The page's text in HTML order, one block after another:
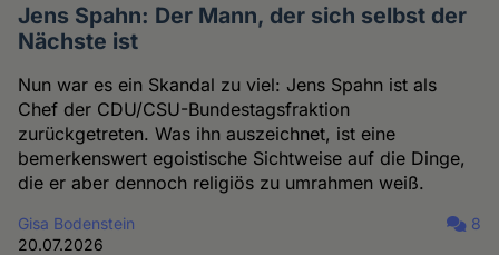
Jens Spahn: Der Mann, der sich selbst der
Nächste ist
Nun war es ein Skandal zu viel: Jens Spahn ist als
Chef der CDU/CSU-Bundestagsfraktion
zurückgetreten. Was ihn auszeichnet, ist eine
bemerkenswert egoistische Sichtweise auf die Dinge,
die er aber dennoch religiös zu umrahmen weiß.
Gisa Bodenstein
20.07.2026
8